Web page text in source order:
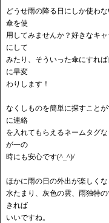
どうせ雨の降る日にしか使わ
傘を使
用してみませんか？好きなキ
にして
みたり、そういった傘にすれ
に早変
わりします！
なくしものを簡単に探すこと
に連絡
を入れてもらえるネームタグ
が一の
時にも安心です(^_^)/
ほかに雨の日の外出が楽しく
水たまり、灰色の雲、雨独特
きれば
いいですね。